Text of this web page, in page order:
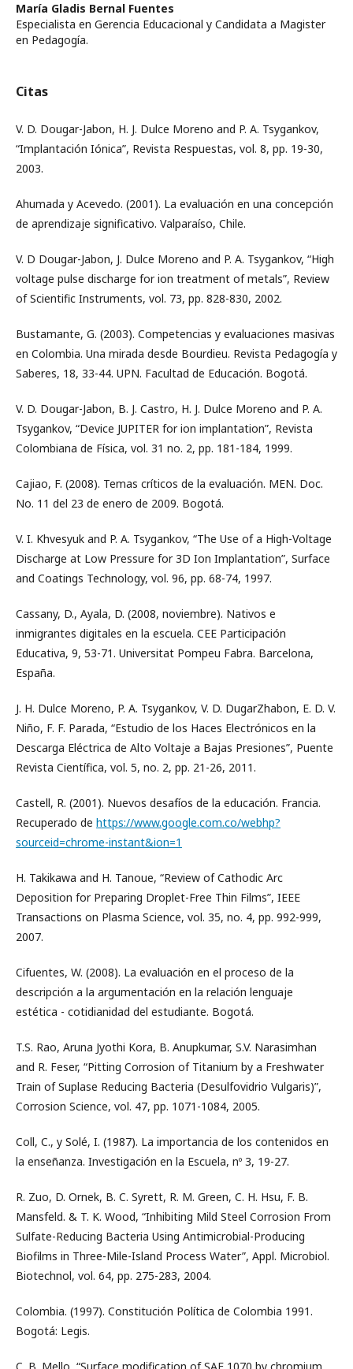
María Gladis Bernal Fuentes
Especialista en Gerencia Educacional y Candidata a Magister
en Pedagogía.
Citas
V. D. Dougar-Jabon, H. J. Dulce Moreno and P. A. Tsygankov,
“Implantación Iónica”, Revista Respuestas, vol. 8, pp. 19-30,
2003.
Ahumada y Acevedo. (2001). La evaluación en una concepción
de aprendizaje significativo. Valparaíso, Chile.
V. D Dougar-Jabon, J. Dulce Moreno and P. A. Tsygankov, “High
voltage pulse discharge for ion treatment of metals”, Review
of Scientific Instruments, vol. 73, pp. 828-830, 2002.
Bustamante, G. (2003). Competencias y evaluaciones masivas
en Colombia. Una mirada desde Bourdieu. Revista Pedagogía y
Saberes, 18, 33-44. UPN. Facultad de Educación. Bogotá.
V. D. Dougar-Jabon, B. J. Castro, H. J. Dulce Moreno and P. A.
Tsygankov, “Device JUPITER for ion implantation”, Revista
Colombiana de Física, vol. 31 no. 2, pp. 181-184, 1999.
Cajiao, F. (2008). Temas críticos de la evaluación. MEN. Doc.
No. 11 del 23 de enero de 2009. Bogotá.
V. I. Khvesyuk and P. A. Tsygankov, “The Use of a High-Voltage
Discharge at Low Pressure for 3D Ion Implantation”, Surface
and Coatings Technology, vol. 96, pp. 68-74, 1997.
Cassany, D., Ayala, D. (2008, noviembre). Nativos e
inmigrantes digitales en la escuela. CEE Participación
Educativa, 9, 53-71. Universitat Pompeu Fabra. Barcelona,
España.
J. H. Dulce Moreno, P. A. Tsygankov, V. D. DugarZhabon, E. D. V.
Niño, F. F. Parada, “Estudio de los Haces Electrónicos en la
Descarga Eléctrica de Alto Voltaje a Bajas Presiones”, Puente
Revista Científica, vol. 5, no. 2, pp. 21-26, 2011.
Castell, R. (2001). Nuevos desafíos de la educación. Francia.
Recuperado de https://www.google.com.co/webhp?
sourceid=chrome-instant&ion=1
H. Takikawa and H. Tanoue, “Review of Cathodic Arc
Deposition for Preparing Droplet-Free Thin Films”, IEEE
Transactions on Plasma Science, vol. 35, no. 4, pp. 992-999,
2007.
Cifuentes, W. (2008). La evaluación en el proceso de la
descripción a la argumentación en la relación lenguaje
estética - cotidianidad del estudiante. Bogotá.
T.S. Rao, Aruna Jyothi Kora, B. Anupkumar, S.V. Narasimhan
and R. Feser, “Pitting Corrosion of Titanium by a Freshwater
Train of Suplase Reducing Bacteria (Desulfovidrio Vulgaris)”,
Corrosion Science, vol. 47, pp. 1071-1084, 2005.
Coll, C., y Solé, I. (1987). La importancia de los contenidos en
la enseñanza. Investigación en la Escuela, nº 3, 19-27.
R. Zuo, D. Ornek, B. C. Syrett, R. M. Green, C. H. Hsu, F. B.
Mansfeld. & T. K. Wood, “Inhibiting Mild Steel Corrosion From
Sulfate-Reducing Bacteria Using Antimicrobial-Producing
Biofilms in Three-Mile-Island Process Water”, Appl. Microbiol.
Biotechnol, vol. 64, pp. 275-283, 2004.
Colombia. (1997). Constitución Política de Colombia 1991.
Bogotá: Legis.